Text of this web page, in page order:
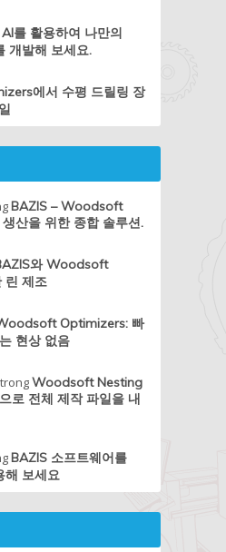
를 활용하여 나만의
개발해 보세요.
에서 수평 드릴링 장
BAZIS – Woodsoft
산을 위한 종합 솔루션.
와 Woodsoft
린 제조
Optimizers: 빠
현상 없음
trongWoodsoft Nesting
로 전체 제작 파일을 내
BAZIS 소프트웨어를
해 보세요